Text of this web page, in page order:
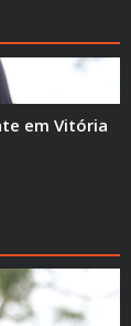
em Vitória